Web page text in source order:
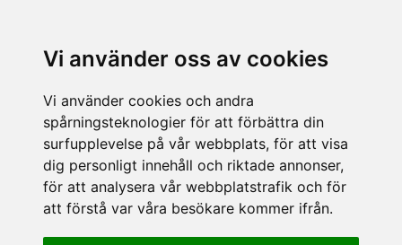
Vi använder oss av cookies
Vi använder cookies och andra
spårningsteknologier för att förbättra din
surfupplevelse på vår webbplats, för att visa
dig personligt innehåll och riktade annonser,
för att analysera vår webbplatstrafik och för
att förstå var våra besökare kommer ifrån.